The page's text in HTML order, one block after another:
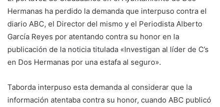
Hermanas ha perdido la demanda que interpuso contra el
diario ABC, el Director del mismo y el Periodista Alberto
García Reyes por atentando contra su honor en la
publicación de la noticia titulada «Investigan al líder de C’s
en Dos Hermanas por una estafa al seguro».
Taborda interpuso esta demanda al considerar que la
información atentaba contra su honor, cuando ABC publicó